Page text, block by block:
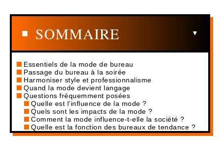
SOMMAIRE
Essentiels de la mode de bureau
Passage du bureau à la soirée
Harmoniser style et professionnalisme
Quand la mode devient langage
Questions fréquemment posées
Quelle est l’influence de la mode ?
Quels sont les impacts de la mode ?
Comment la mode influence-t-elle la société ?
Quelle est la fonction des bureaux de tendance ?